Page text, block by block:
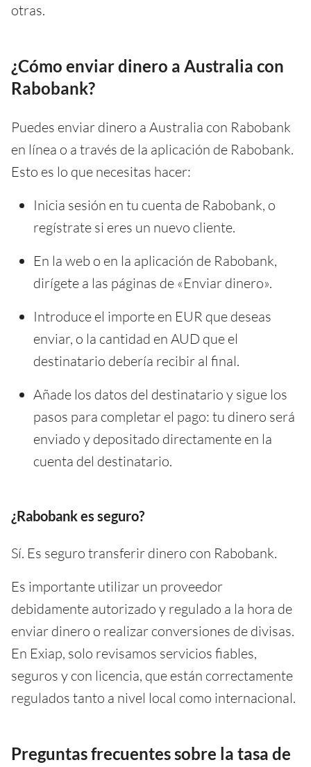
otras.
¿Cómo enviar dinero a Australia con
Rabobank?
Puedes enviar dinero a Australia con Rabobank
en línea o a través de la aplicación de Rabobank.
Esto es lo que necesitas hacer:
Inicia sesión en tu cuenta de Rabobank, o
regístrate si eres un nuevo cliente.
En la web o en la aplicación de Rabobank,
dirígete a las páginas de «Enviar dinero».
Introduce el importe en EUR que deseas
enviar, o la cantidad en AUD que el
destinatario debería recibir al final.
Añade los datos del destinatario y sigue los
pasos para completar el pago: tu dinero será
enviado y depositado directamente en la
cuenta del destinatario.
¿Rabobank es seguro?
Sí. Es seguro transferir dinero con Rabobank.
Es importante utilizar un proveedor
debidamente autorizado y regulado a la hora de
enviar dinero o realizar conversiones de divisas.
En Exiap, solo revisamos servicios fiables,
seguros y con licencia, que están correctamente
regulados tanto a nivel local como internacional.
Preguntas frecuentes sobre la tasa de